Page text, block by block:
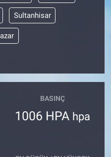
Sultanhisar
BASINÇ
1006 HPA hpa